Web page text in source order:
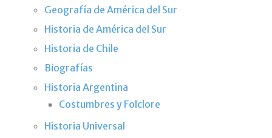
Geografía de América del Sur
Historia de América del Sur
Historia de Chile
Biografías
Historia Argentina
Costumbres y Folclore
Historia Universal